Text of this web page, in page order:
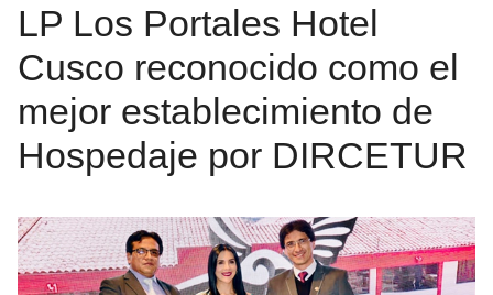
LP Los Portales Hotel
Cusco reconocido como el
mejor establecimiento de
Hospedaje por DIRCETUR